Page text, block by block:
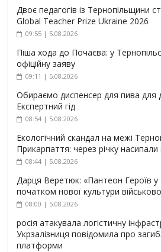
Двоє педагогів із Тернопільщини
Global Teacher Prize Ukraine 2026
09:55 | 5.08.2026
Піша хода до Почаєва: у
офіційну заяву
09:11 | 5.08.2026
Обираємо диспенсер для пива для
Експертний гід
08:54 | 5.08.2026
Екологічний скандал на межі
Прикарпаття: через річку
08:44 | 5.08.2026
Дарця Веретюк: «Пантеон Героїв у
початком нової культури
08:00 | 5.08.2026
росія атакувала логістичну
Укрзалізниця повідомила про
платформи